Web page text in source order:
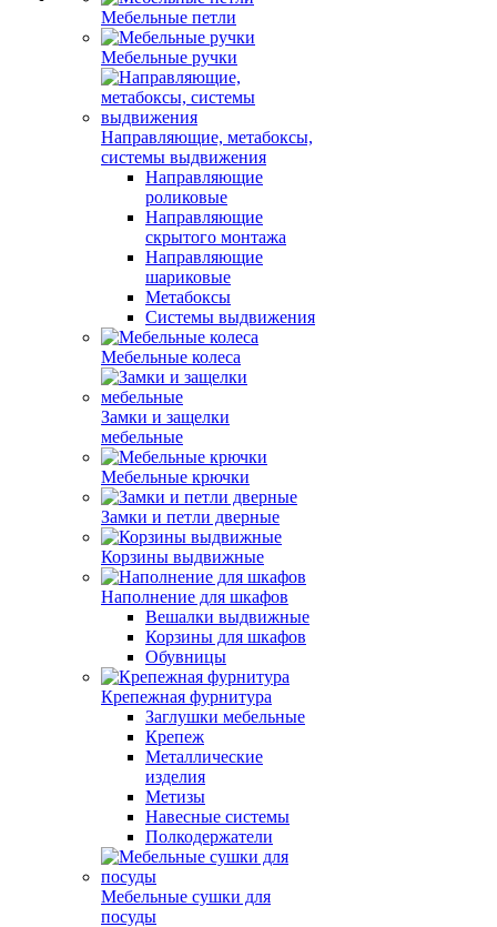
Мебельные петли
Мебельные ручки
Направляющие, метабоксы,
системы выдвижения
Направляющие
роликовые
Направляющие
скрытого монтажа
Направляющие
шариковые
Метабоксы
Системы выдвижения
Мебельные колеса
Замки и защелки
мебельные
Мебельные крючки
Замки и петли дверные
Корзины выдвижные
Наполнение для шкафов
Вешалки выдвижные
Корзины для шкафов
Обувницы
Крепежная фурнитура
Заглушки мебельные
Крепеж
Металлические
изделия
Метизы
Навесные системы
Полкодержатели
Мебельные сушки для
посуды